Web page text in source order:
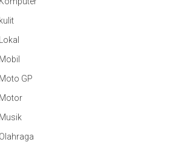
kulit
Lokal
Mobil
Moto GP
Motor
Musik
Olahraga